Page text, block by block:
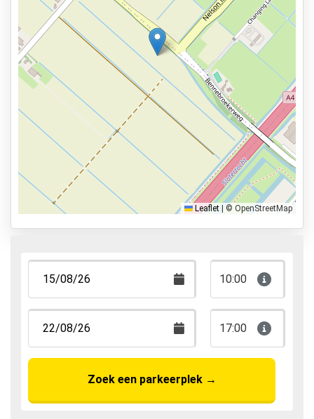
Elektrisch laadstation
Services
24 uur per dag geopend
Vooraf reserveren
10km naar vertrekhal
Parkeervormen
Shuttle Parking
Valet Parking
Park & Walk
Leaflet © OpenStreetMap
10:00
17:00
Zoek een parkeerplek→